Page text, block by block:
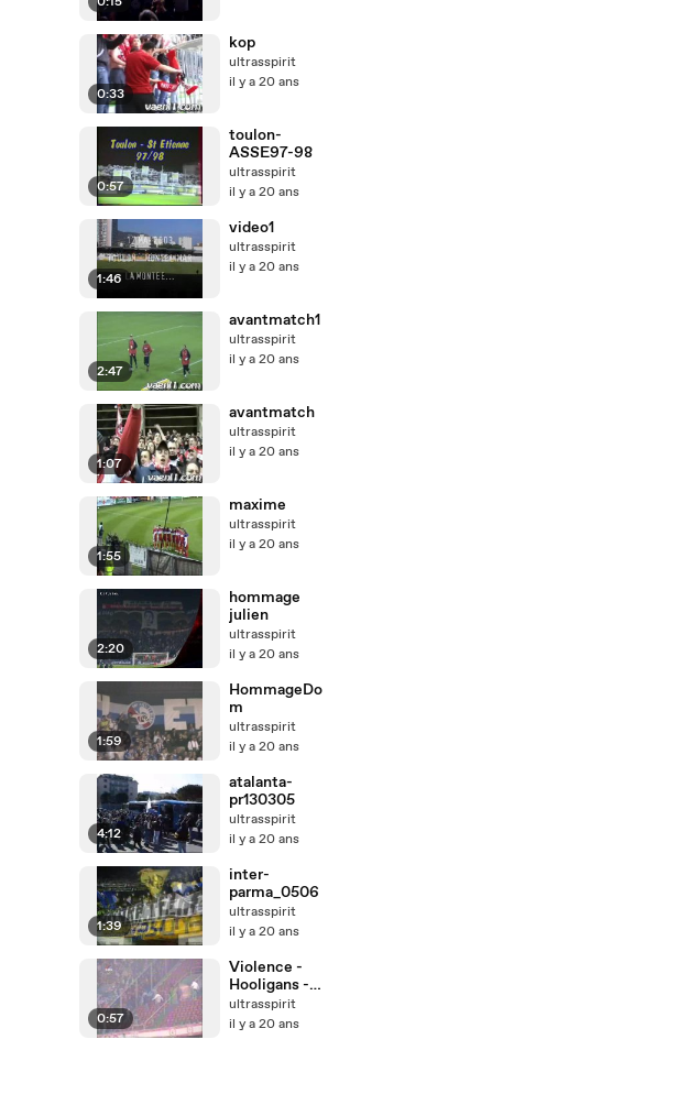
0:33
kop
ultrasspirit
il y a 20 ans
0:57
toulon-
ASSE97-98
ultrasspirit
il y a 20 ans
1:46
video1
ultrasspirit
il y a 20 ans
2:47
avantmatch1
ultrasspirit
il y a 20 ans
1:07
avantmatch
ultrasspirit
il y a 20 ans
1:55
maxime
ultrasspirit
il y a 20 ans
2:20
hommage
julien
ultrasspirit
il y a 20 ans
1:59
HommageDo
m
ultrasspirit
il y a 20 ans
4:12
atalanta-
pr130305
ultrasspirit
il y a 20 ans
1:39
inter-
parma_0506
ultrasspirit
il y a 20 ans
0:57
Violence -
Hooligans -
Ajax & Fc
utrecht
ultrasspirit
il y a 20 ans